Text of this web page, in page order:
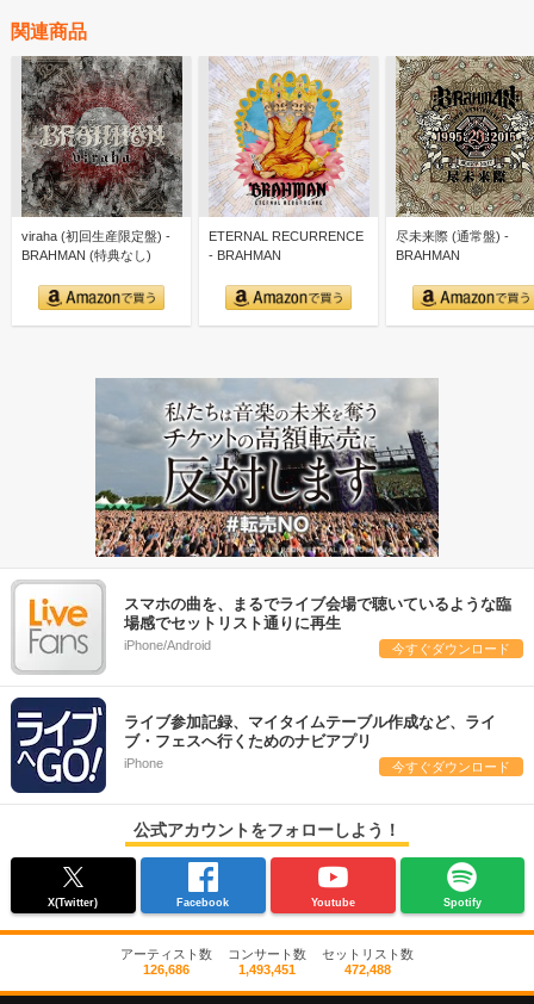
関連商品
viraha (初回生産限定盤) -
BRAHMAN (特典なし)
ETERNAL RECURRENCE
- BRAHMAN
尽未来際 (通常盤) -
BRAHMAN
スマホの曲を、まるでライブ会場で聴いているような臨
場感でセットリスト通りに再生
iPhone/Android 今すぐダウンロード
ライブ参加記録、マイタイムテーブル作成など、ライ
ブ・フェスへ行くためのナビアプリ
iPhone 今すぐダウンロード
公式アカウントをフォローしよう！
X(Twitter) Facebook Youtube Spotify
アーティスト数
126,686
コンサート数
1,493,451
セットリスト数
472,488